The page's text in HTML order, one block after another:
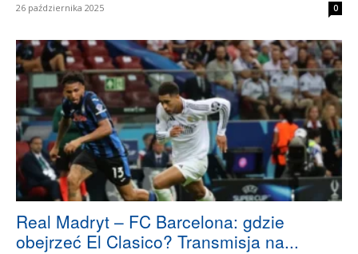
26 października 2025 0
Real Madryt – FC Barcelona: gdzie
obejrzeć El Clasico? Transmisja na...